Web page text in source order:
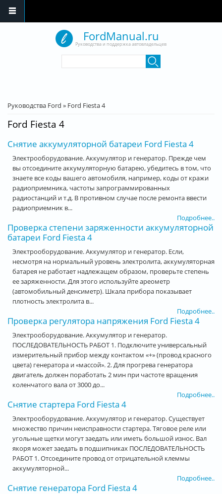
FordManual.ru
Руководства и поддержка автовладельцев
Вы здесь
Руководства Ford » Ford Fiesta 4
Ford Fiesta 4
Снятие аккумуляторной батареи Ford Fiesta 4
Электрооборудование. Аккумулятор и генератор. Прежде чем
вы отсоедините аккумуляторную батарею, убедитесь в том, что
знаете все коды вашего автомобиля, например, коды от кражи
радиоприемника, частоты запрограммированных
радиостанций и т.д. В противном случае после ремонта ввести
радиоприемник в...
Подробнее..
Проверка степени заряженности аккумуляторной
батареи Ford Fiesta 4
Электрооборудование. Аккумулятор и генератор. Если,
несмотря на нормальный уровень электролита, аккумуляторная
батарея не работает надлежащем образом, проверьте степень
ее заряженности. Для этого используйте ареометр
(автомобильный денсиметр). Шкала прибора показывает
плотность электролита в...
Подробнее..
Проверка регулятора напряжения Ford Fiesta 4
Электрооборудование. Аккумулятор и генератор.
ПОСЛЕДОВАТЕЛЬНОСТЬ РАБОТ 1. Подключите универсальный
измерительный прибор между контактом «+» (провод красного
цвета) генератора и «массой». 2. Для прогрева генератора
двигатель должен поработать 2 мин при частоте вращения
коленчатого вала от 3000 до...
Подробнее..
Снятие стартера Ford Fiesta 4
Электрооборудование. Аккумулятор и генератор. Существует
множество причин неисправности стартера. Тяговое реле или
угольные щетки могут заедать или иметь большой износ. Вал
якоря может заедать в подшипниках ПОСЛЕДОВАТЕЛЬНОСТЬ
РАБОТ 1. Отсоедините провод от отрицательной клеммы
аккумуляторной...
Подробнее..
Снятие генератора Ford Fiesta 4